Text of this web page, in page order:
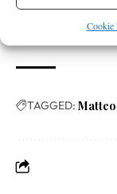
Cookie
scomodati giusto
TAGGED: